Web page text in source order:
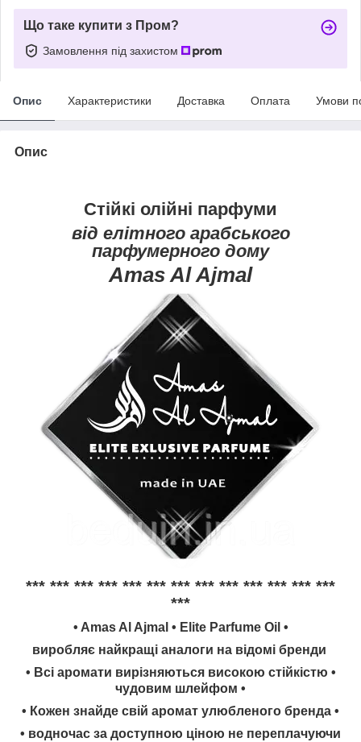
Що таке купити з Пром?
Замовлення під захистом
Опис Характеристики Доставка Оплата Умови
Опис
Стійкі олійні парфуми
від елітного арабського
парфумерного дому
Amas Al Ajmal
*** *** *** *** *** *** *** *** *** *** *** *** ***
***
• Amas Al Ajmal • Elite Parfume Oil •
виробляє найкращі аналоги на відомі бренди
• Всі аромати вирізняються високою стійкістю •
чудовим шлейфом •
• Кожен знайде свій аромат улюбленого бренда •
• водночас за доступною ціною не переплачуючи